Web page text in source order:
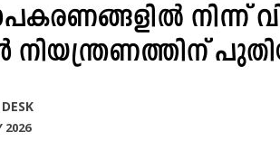
നിന്ന്
2026